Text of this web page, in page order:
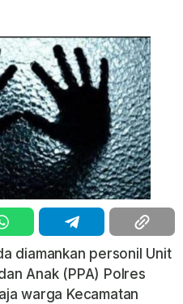
diamankan personil Unit
Anak (PPA) Polres
warga Kecamatan